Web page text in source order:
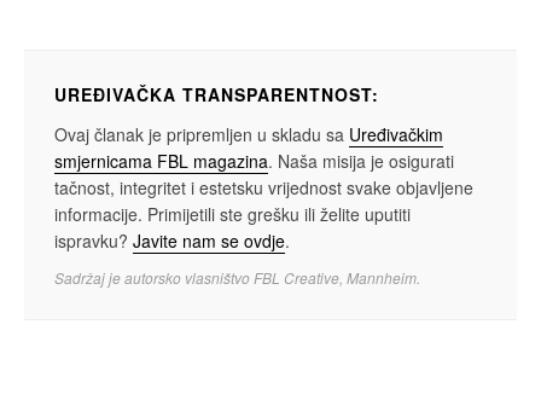
UREĐIVAČKA TRANSPARENTNOST:
Ovaj članak je pripremljen u skladu sa Uređivačkim
smjernicama FBL magazina. Naša misija je osigurati
tačnost, integritet i estetsku vrijednost svake objavljene
informacije. Primijetili ste grešku ili želite uputiti
ispravku? Javite nam se ovdje.
Sadržaj je autorsko vlasništvo FBL Creative, Mannheim.